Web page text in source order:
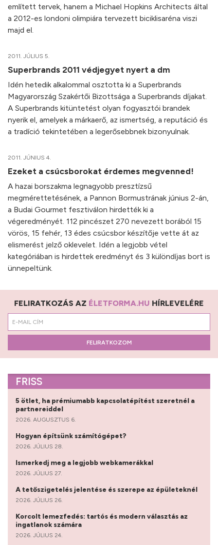
említett tervek, hanem a Michael Hopkins Architects által
a 2012-es londoni olimpiára tervezett biciklisaréna viszi
majd el.
2011. JÚLIUS 5.
Superbrands 2011 védjegyet nyert a dm
Idén hetedik alkalommal osztotta ki a Superbrands
Magyarország Szakértői Bizottsága a Superbrands díjakat.
A Superbrands kitüntetést olyan fogyasztói brandek
nyerik el, amelyek a márkaerő, az ismertség, a reputáció és
a tradíció tekintetében a legerősebbnek bizonyulnak.
2011. JÚNIUS 4.
Ezeket a csúcsborokat érdemes megvenned!
A hazai borszakma legnagyobb presztízsű
megmérettetésének, a Pannon Bormustrának június 2-án,
a Budai Gourmet fesztiválon hirdették ki a
végeredményét. 112 pincészet 270 nevezett borából 15
vörös, 15 fehér, 13 édes csúcsbor készítője vette át az
elismerést jelző oklevelet. Idén a legjobb vétel
kategóriában is hirdettek eredményt és 3 különdíjas bort is
ünnepeltünk.
FELIRATKOZÁS AZ ÉLETFORMA.HU HÍRLEVELÉRE
FELIRATKOZOM
FRISS
5 ötlet, ha prémiumabb kapcsolatépítést szeretnél a
partnereiddel
2026. AUGUSZTUS 6.
Hogyan építsünk számítógépet?
2026. JÚLIUS 28.
Ismerkedj meg a legjobb webkamerákkal
2026. JÚLIUS 27.
A tetőszigetelés jelentése és szerepe az épületeknél
2026. JÚLIUS 26.
Korcolt lemezfedés: tartós és modern választás az
ingatlanok számára
2026. JÚLIUS 24.